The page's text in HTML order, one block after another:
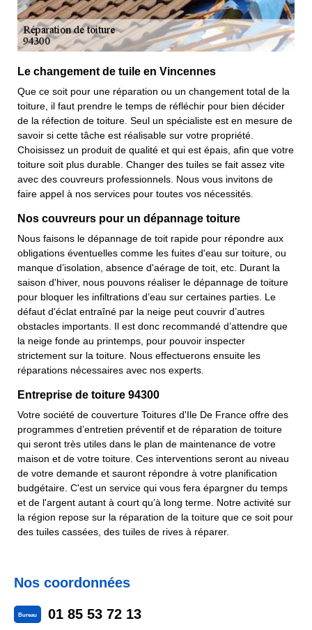
Le changement de tuile en Vincennes
Que ce soit pour une réparation ou un changement total de la
toiture, il faut prendre le temps de réfléchir pour bien décider
de la réfection de toiture. Seul un spécialiste est en mesure de
savoir si cette tâche est réalisable sur votre propriété.
Choisissez un produit de qualité et qui est épais, afin que votre
toiture soit plus durable. Changer des tuiles se fait assez vite
avec des couvreurs professionnels. Nous vous invitons de
faire appel à nos services pour toutes vos nécessités.
Nos couvreurs pour un dépannage toiture
Nous faisons le dépannage de toit rapide pour répondre aux
obligations éventuelles comme les fuites d'eau sur toiture, ou
manque d’isolation, absence d'aérage de toit, etc. Durant la
saison d'hiver, nous pouvons réaliser le dépannage de toiture
pour bloquer les infiltrations d’eau sur certaines parties. Le
défaut d'éclat entraîné par la neige peut couvrir d’autres
obstacles importants. Il est donc recommandé d’attendre que
la neige fonde au printemps, pour pouvoir inspecter
strictement sur la toiture. Nous effectuerons ensuite les
réparations nécessaires avec nos experts.
Entreprise de toiture 94300
Votre société de couverture Toitures d'Ile De France offre des
programmes d’entretien préventif et de réparation de toiture
qui seront très utiles dans le plan de maintenance de votre
maison et de votre toiture. Ces interventions seront au niveau
de votre demande et sauront répondre à votre planification
budgétaire. C'est un service qui vous fera épargner du temps
et de l'argent autant à court qu’à long terme. Notre activité sur
la région repose sur la réparation de la toiture que ce soit pour
des tuiles cassées, des tuiles de rives à réparer.
Nos coordonnées
Bureau 01 85 53 72 13